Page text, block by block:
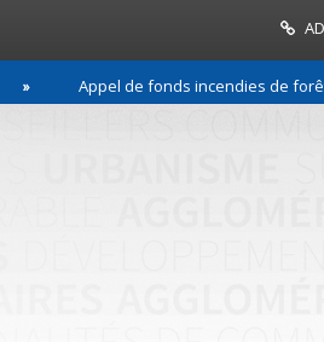
Appel de fonds incendies de forêt